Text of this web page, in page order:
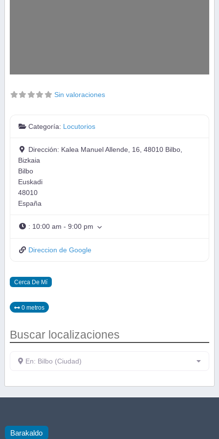
Sin valoraciones
Categoría: Locutorios
Dirección: Kalea Manuel Allende, 16, 48010 Bilbo,
Bizkaia
Bilbo
Euskadi
48010
España
: 10:00 am - 9:00 pm
Direccion de Google
Cerca De Mí
0 metros
Buscar localizaciones
En: Bilbo (Ciudad)
Barakaldo